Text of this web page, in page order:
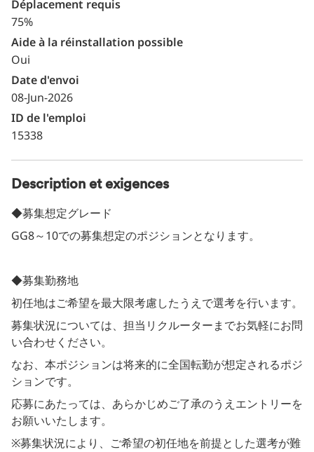
Déplacement requis
75%
Aide à la réinstallation possible
Oui
Date d'envoi
08-Jun-2026
ID de l'emploi
15338
Description et exigences
◆募集想定グレード
GG8～10での募集想定のポジションとなります。
◆募集勤務地
初任地はご希望を最大限考慮したうえで選考を行います。
募集状況については、担当リクルーターまでお気軽にお問
い合わせください。
なお、本ポジションは将来的に全国転勤が想定されるポジ
ションです。
応募にあたっては、あらかじめご了承のうえエントリーを
お願いいたします。
※募集状況により、ご希望の初任地を前提とした選考が難